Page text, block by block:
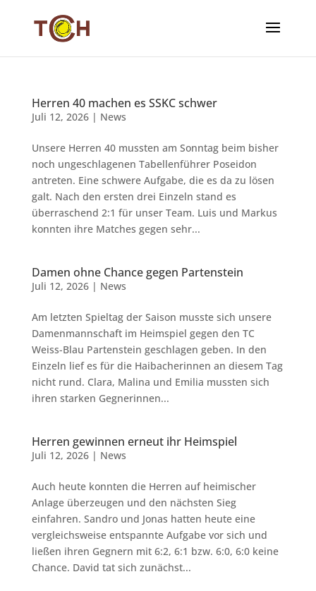
Herren 40 machen es SSKC schwer
Juli 12, 2026| News
Unsere Herren 40 mussten am Sonntag beim bisher
noch ungeschlagenen Tabellenführer Poseidon
antreten. Eine schwere Aufgabe, die es da zu lösen
galt. Nach den ersten drei Einzeln stand es
überraschend 2:1 für unser Team. Luis und Markus
konnten ihre Matches gegen sehr...
Damen ohne Chance gegen Partenstein
Juli 12, 2026| News
Am letzten Spieltag der Saison musste sich unsere
Damenmannschaft im Heimspiel gegen den TC
Weiss-Blau Partenstein geschlagen geben. In den
Einzeln lief es für die Haibacherinnen an diesem Tag
nicht rund. Clara, Malina und Emilia mussten sich
ihren starken Gegnerinnen...
Herren gewinnen erneut ihr Heimspiel
Juli 12, 2026| News
Auch heute konnten die Herren auf heimischer
Anlage überzeugen und den nächsten Sieg
einfahren. Sandro und Jonas hatten heute eine
vergleichsweise entspannte Aufgabe vor sich und
ließen ihren Gegnern mit 6:2, 6:1 bzw. 6:0, 6:0 keine
Chance. David tat sich zunächst...